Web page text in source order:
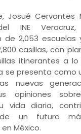
Josué Cervantes
INE
de 2,053 escuelas
casillas, con
itinerantes a
se presenta como
nuevas
opiniones
vida diaria,
de un futuro
México.